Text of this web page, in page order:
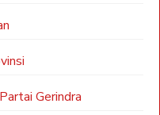
Gerindra